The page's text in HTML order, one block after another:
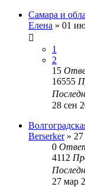
Самара и
Елена » 01
1
2
15
16555
28 сен
Berserker»
0
4112
27 мар